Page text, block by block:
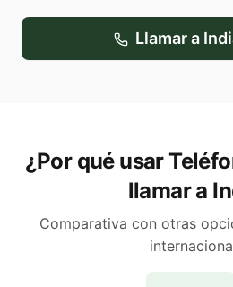
Llamar a
¿Por qué usar
llamar a
Comparativa con otras